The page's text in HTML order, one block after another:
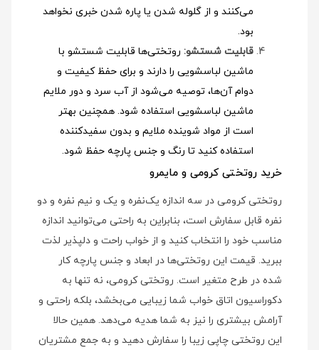
می‌کنند و از گلوله شدن یا پاره شدن خبری نخواهد
بود.
قابلیت شستشو: روتختی‌ها قابلیت شستشو با
ماشین لباسشویی را دارند و برای حفظ کیفیت و
دوام آن‌ها، توصیه می‌شود از آب سرد و دور ملایم
ماشین لباسشویی استفاده شود. همچنین بهتر
است از مواد شوینده ملایم و بدون سفیدکننده
استفاده کنید تا رنگ و جنس پارچه حفظ شود.
خرید روتختی کرومی و مایمرو
روتختی کرومی در سه اندازه یک‌نفره و یک و نیم نفره و دو
نفره قابل سفارش است، بنابراین به راحتی می‌توانید اندازه
مناسب خود را انتخاب کنید و از خواب راحت و دلپذیر لذت
ببرید. قیمت این روتختی‌ها در ابعاد و جنس پارچه کار
شده در طرح متغیر است. روتختی کرومی، نه تنها به
دکوراسیون اتاق خواب شما زیبایی می‌بخشد، بلکه راحتی و
آرامش بیشتری را نیز به شما هدیه می‌دهد. همین حالا
این روتختی چاپی زیبا را سفارش دهید و به جمع مشتریان